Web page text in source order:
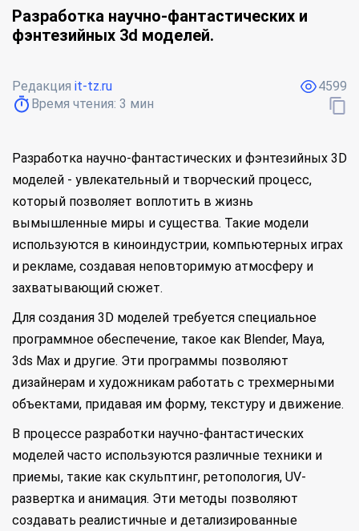
Разработка научно-фантастических и
фэнтезийных 3d моделей.
Редакция it-tz.ru
Время чтения: 3 мин
4599
Разработка научно-фантастических и фэнтезийных 3D
моделей - увлекательный и творческий процесс,
который позволяет воплотить в жизнь
вымышленные миры и существа. Такие модели
используются в киноиндустрии, компьютерных играх
и рекламе, создавая неповторимую атмосферу и
захватывающий сюжет.
Для создания 3D моделей требуется специальное
программное обеспечение, такое как Blender, Maya,
3ds Max и другие. Эти программы позволяют
дизайнерам и художникам работать с трехмерными
объектами, придавая им форму, текстуру и движение.
В процессе разработки научно-фантастических
моделей часто используются различные техники и
приемы, такие как скульптинг, ретопология, UV-
развертка и анимация. Эти методы позволяют
создавать реалистичные и детализированные